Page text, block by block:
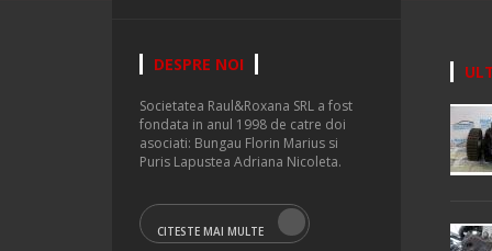
DESPRE NOI
Societatea Raul&Roxana SRL a fost
fondata in anul 1998 de catre doi
asociati: Bungau Florin Marius si
Puris Lapustea Adriana Nicoleta.
CITESTE MAI MULTE